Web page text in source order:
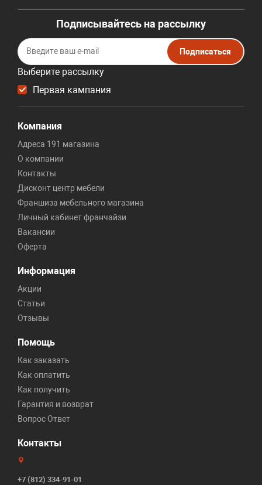
Подписывайтесь на рассылку
Выберите рассылку
Первая кампания
Подписаться
Компания
Адреса 191 магазина
О компании
Контакты
Дисконт центр мебели
Франшиза мебельного магазина
Личный кабинет франчайзи
Вакансии
Оферта
Информация
Акции
Статьи
Отзывы
Помощь
Как заказать
Как оплатить
Как получить
Гарантия и возврат
Вопрос Ответ
Контакты
+7 (812) 334-91-01